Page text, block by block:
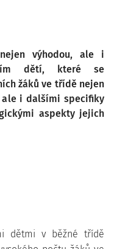
výhodou, ale i
dětí, které se
žáků ve třídě nejen
ale i dalšími specifiky
aspekty jejich
dětmi v běžné třídě